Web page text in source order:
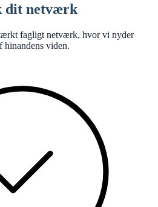
dit netværk
fagligt netværk, hvor vi nyder
hinandens viden.